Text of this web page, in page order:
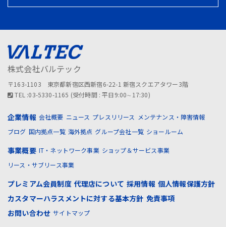
株式会社バルテック
〒163-1103 東京都新宿区西新宿6-22-1 新宿スクエアタワー3階
TEL :03-5330-1165 (受付時間 : 平日9:00∼17:30)
企業情報 会社概要 ニュース プレスリリース
メンテナンス・障害情報
ブログ 国内拠点一覧 海外拠点 グループ会社一覧 ショールーム
事業概要 IT・ネットワーク事業 ショップ＆サービス事業
リース・サブリース事業
プレミアム会員制度 代理店について 採用情報 個人情報保護方針
カスタマーハラスメントに対する基本方針 免責事項
お問い合わせ サイトマップ